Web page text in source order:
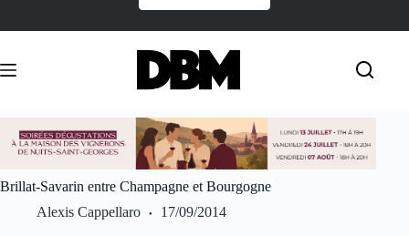
contenu
Brillat-Savarin entre Champagne et Bourgogne
Alexis Cappellaro
17/09/2014